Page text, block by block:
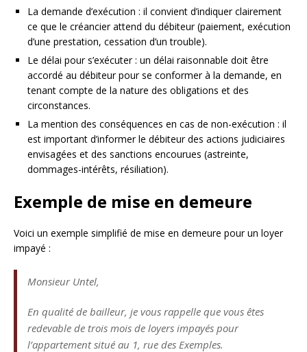
La demande d’exécution : il convient d’indiquer clairement
ce que le créancier attend du débiteur (paiement, exécution
d’une prestation, cessation d’un trouble).
Le délai pour s’exécuter : un délai raisonnable doit être
accordé au débiteur pour se conformer à la demande, en
tenant compte de la nature des obligations et des
circonstances.
La mention des conséquences en cas de non-exécution : il
est important d’informer le débiteur des actions judiciaires
envisagées et des sanctions encourues (astreinte,
dommages-intérêts, résiliation).
Exemple de mise en demeure
Voici un exemple simplifié de mise en demeure pour un loyer
impayé :
Monsieur Untel,
En qualité de bailleur, je vous rappelle que vous êtes
redevable de trois mois de loyers impayés pour
l’appartement situé au 1, rue des Exemples.